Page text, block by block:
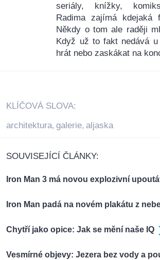
seriály, knížky,
Radima zajímá kdejaká
Někdy o tom ale raději
Když už to fakt nedává
hrát nebo zaskákat na
KLÍČOVÁ SLOVA:
architektura, galerie, aljaska
SOUVISEJÍCÍ ČLÁNKY:
Iron Man 3 má novou explozivní
Iron Man padá na novém plakátu z
Chytří jako opice: Jak se mění naše IQ
Vesmírné objevy: Jezera bez vody a